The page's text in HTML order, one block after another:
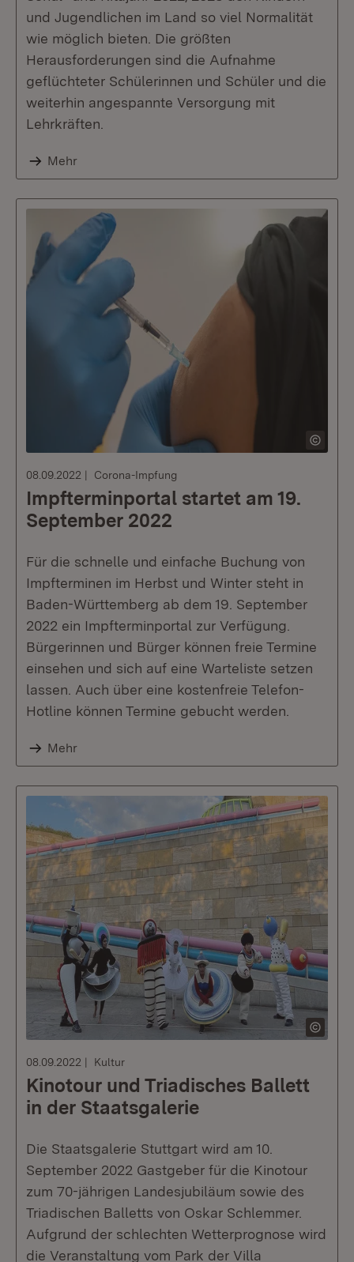
und Jugendlichen im Land so viel Normalität
wie möglich bieten. Die größten
Herausforderungen sind die Aufnahme
geflüchteter Schülerinnen und Schüler und die
weiterhin angespannte Versorgung mit
Lehrkräften.
Mehr
08.09.2022 Corona-Impfung
Impfterminportal startet am 19.
September 2022
Für die schnelle und einfache Buchung von
Impfterminen im Herbst und Winter steht in
Baden-Württemberg ab dem 19. September
2022 ein Impfterminportal zur Verfügung.
Bürgerinnen und Bürger können freie Termine
einsehen und sich auf eine Warteliste setzen
lassen. Auch über eine kostenfreie Telefon-
Hotline können Termine gebucht werden.
Mehr
08.09.2022 Kultur
Kinotour und Triadisches Ballett
in der Staatsgalerie
Die Staatsgalerie Stuttgart wird am 10.
September 2022 Gastgeber für die Kinotour
zum 70-jährigen Landesjubiläum sowie des
Triadischen Balletts von Oskar Schlemmer.
Aufgrund der schlechten Wetterprognose wird
die Veranstaltung vom Park der Villa